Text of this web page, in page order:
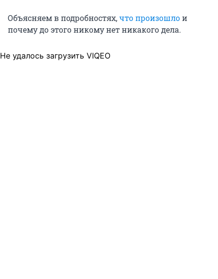
Объясняем в подробностях,что произошлои
почему до этого никому нет никакого дела.
Не удалось загрузить VIQEO